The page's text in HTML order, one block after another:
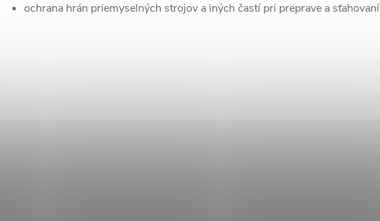
ochrana hrán priemyselných strojov a iných častí pri preprave a sťahovaní